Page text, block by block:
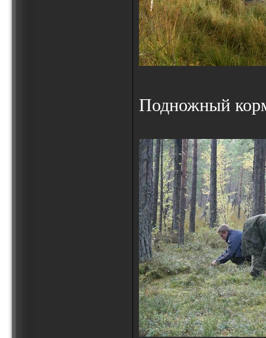
Подножный